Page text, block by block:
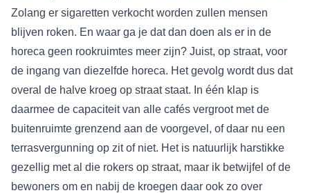
Zolang er sigaretten verkocht worden zullen mensen
blijven roken. En waar ga je dat dan doen als er in de
horeca geen rookruimtes meer zijn? Juist, op straat, voor
de ingang van diezelfde horeca. Het gevolg wordt dus dat
overal de halve kroeg op straat staat. In één klap is
daarmee de capaciteit van alle cafés vergroot met de
buitenruimte grenzend aan de voorgevel, of daar nu een
terrasvergunning op zit of niet. Het is natuurlijk harstikke
gezellig met al die rokers op straat, maar ik betwijfel of de
bewoners om en nabij de kroegen daar ook zo over